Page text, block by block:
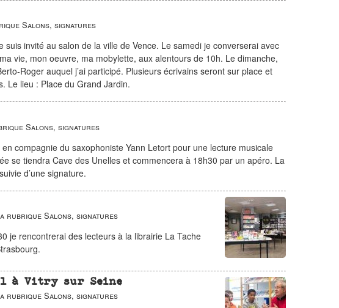
Salons, signatures
suis invité au salon de la ville de Vence. Le samedi je converserai avec
vie, mon oeuvre, ma mobylette, aux alentours de 10h. Le dimanche,
Roger auquel j’ai participé. Plusieurs écrivains seront sur place et
Le lieu : Place du Grand Jardin.
Salons, signatures
compagnie du saxophoniste Yann Letort pour une lecture musicale
se tiendra Cave des Unelles et commencera à 18h30 par un apéro. La
d’une signature.
rubriqueSalons, signatures
je rencontrerai des lecteurs à la librairie La Tache
à Vitry sur Seine
rubriqueSalons, signatures